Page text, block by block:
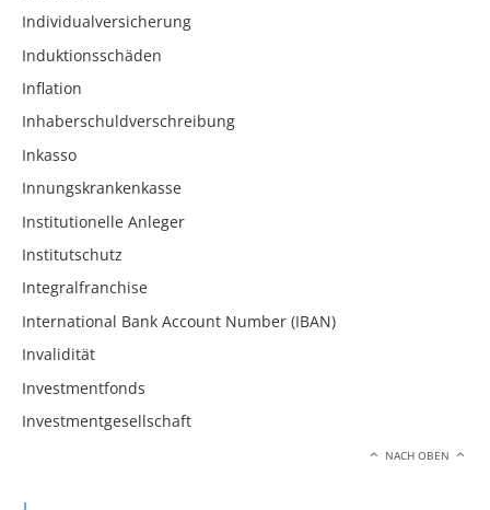
Individualversicherung
Induktionsschäden
Inflation
Inhaberschuldverschreibung
Inkasso
Innungskrankenkasse
Institutionelle Anleger
Institutschutz
Integralfranchise
International Bank Account Number (IBAN)
Invalidität
Investmentfonds
Investmentgesellschaft
NACH OBEN